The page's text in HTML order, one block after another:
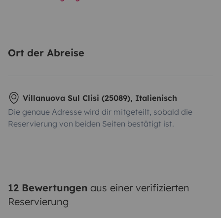
Ort der Abreise
Villanuova Sul Clisi (25089), Italienisch
Die genaue Adresse wird dir mitgeteilt, sobald die
Reservierung von beiden Seiten bestätigt ist.
12 Bewertungen aus einer verifizierten
Reservierung